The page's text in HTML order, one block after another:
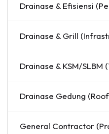
Drainase & Efisiensi
Drainase & Grill
Drainase & KSM/SLBM
Drainase Gedung
General Contractor